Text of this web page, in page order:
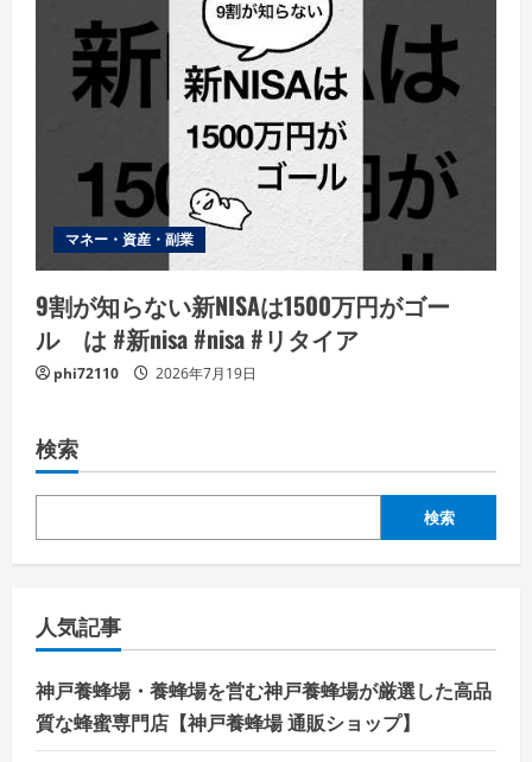
マネー・資産・副業
9割が知らない新NISAは1500万円がゴー
ル は #新nisa #nisa #リタイア
phi72110 2026年7月19日
検索
検索
人気記事
神戸養蜂場・養蜂場を営む神戸養蜂場が厳選した高品
質な蜂蜜専門店【神戸養蜂場 通販ショップ】